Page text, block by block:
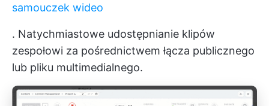
samouczek wideo
. Natychmiastowe udostępnianie klipów
zespołowi za pośrednictwem łącza publicznego
lub pliku multimedialnego.